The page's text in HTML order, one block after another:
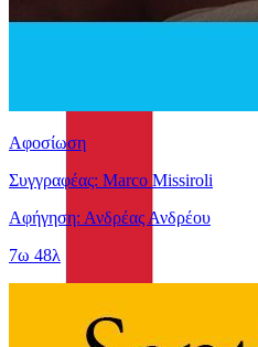
Αφοσίωση
Συγγραφέας: Marco Missiroli
Αφήγηση: Ανδρέας Ανδρέου
7ω 48λ